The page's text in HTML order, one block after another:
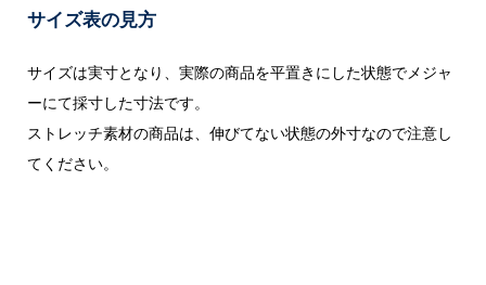
サイズ表の見方
サイズは実寸となり、実際の商品を平置きにした状態でメジャ
ーにて採寸した寸法です。
ストレッチ素材の商品は、伸びてない状態の外寸なので注意し
てください。